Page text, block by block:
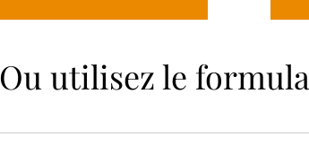
Ou utilisez le